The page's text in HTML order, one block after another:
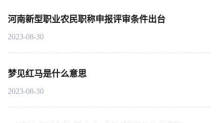
河南新型职业农民职称申报评审条件出台
2023-08-30
梦见红马是什么意思
2023-08-30